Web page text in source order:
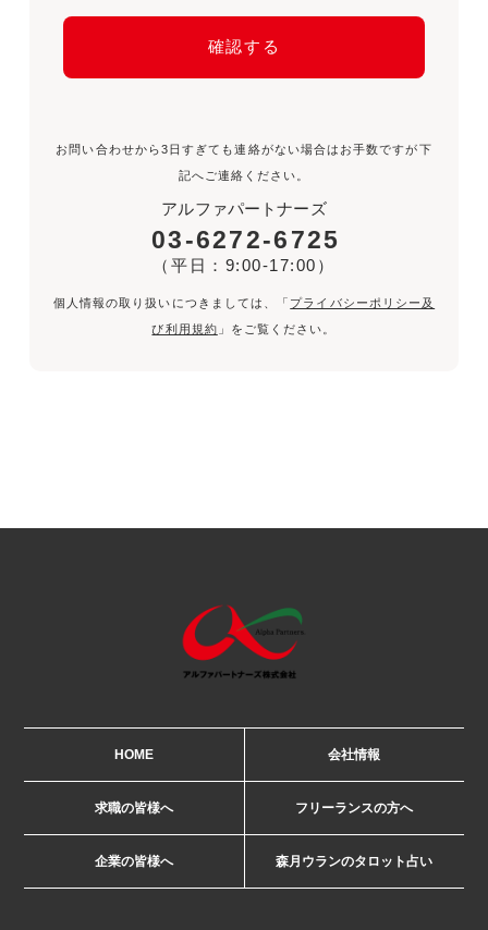
お問い合わせから3日すぎても連絡がない場合はお手数ですが下
記へご連絡ください。
アルファパートナーズ
03-6272-6725
（平日：9:00-17:00）
個人情報の取り扱いにつきましては、「 プライバシーポリシー及
び利用規約 」をご覧ください。
HOME 会社情報
求職の皆様へ フリーランスの方へ
企業の皆様へ 森月ウランのタロット占い